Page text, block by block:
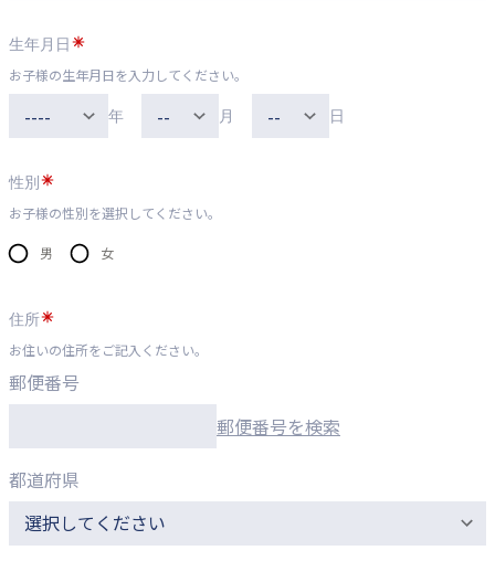
生年月日
お子様の生年月日を入力してください。
年 月 日
性別
お子様の性別を選択してください。
男 女
住所
お住いの住所をご記入ください。
郵便番号
郵便番号を検索
都道府県